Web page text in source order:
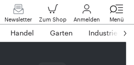
Newsletter Zum Shop Anmelden Menü
Handel Garten Industrie